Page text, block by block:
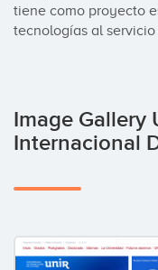
tiene como proyecto
tecnologías al
Image Gallery
Internacional